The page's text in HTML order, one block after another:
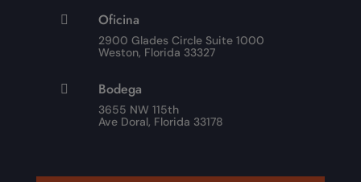
 Oficina
2900 Glades Circle Suite 1000
Weston, Florida 33327
 Bodega
3655 NW 115th
Ave Doral, Florida 33178